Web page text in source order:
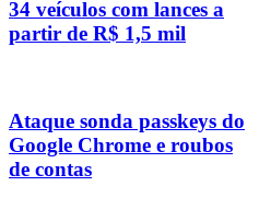
34 veículos com lances a
partir de R$ 1,5 mil
Ataque sonda passkeys do
Google Chrome e roubos
de contas